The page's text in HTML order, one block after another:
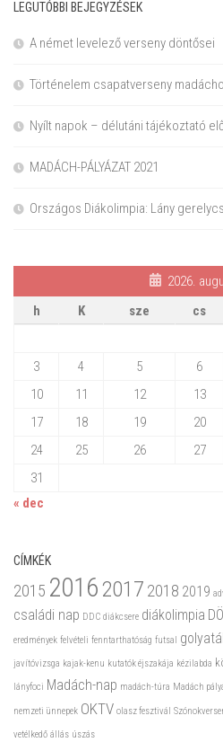
LEGUTÓBBI BEJEGYZÉSEK
A német levelező verseny döntősei
Történelem csapatverseny
Nyílt napok – délutáni tájékoztató
MADÁCH-PÁLYÁZAT 2021
Országos Diákolimpia: Lány
2026.
h
K sze cs
3
4 5 6
10
11 12 13
17
18 19 20
24
25 26 27
31
« dec
CÍMKÉK
2015 20162017 2018 2019
családi nap DDC diákcsere diákolimpia
eredmények felvételi fenntarthatóság futsal
javítóvizsga kajak-kenu kutatók éjszakája kézilabda
lányfoci Madách-nap madách-túra Madách
nemzeti ünnepek OKTV olasz fesztivál
vetélkedő állás úszás